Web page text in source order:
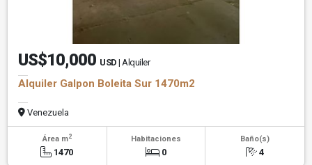
US$10,000 USD | Alquiler
Alquiler Galpon Boleita Sur 1470m2
Venezuela
Área m2
1470
Habitaciones
0
Baño(s)
4